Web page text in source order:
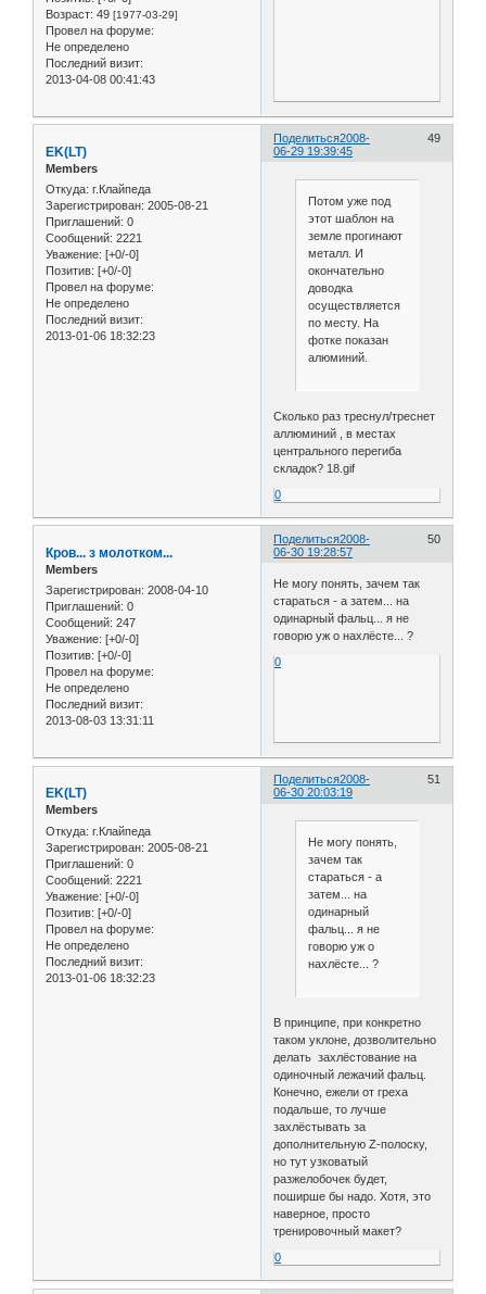
Возраст: 49 [1977-03-29]
Провел на форуме:
Не определено
Последний визит:
2013-04-08 00:41:43
Поделиться 49
2008-
06-29 19:39:45
EK(LT)
Members
Откуда: г.Клайпеда
Зарегистрирован: 2005-08-21
Приглашений: 0
Сообщений: 2221
Уважение: [+0/-0]
Позитив: [+0/-0]
Провел на форуме:
Не определено
Последний визит:
2013-01-06 18:32:23
Потом уже под
этот шаблон на
земле прогинают
металл. И
окончательно
доводка
осуществляется
по месту. На
фотке показан
алюминий.
Сколько раз треснул/треснет
аллюминий , в местах
центрального перегиба
складок? 18.gif
0
Поделиться 50
2008-
06-30 19:28:57
Кров... з молотком...
Members
Зарегистрирован: 2008-04-10
Приглашений: 0
Сообщений: 247
Уважение: [+0/-0]
Позитив: [+0/-0]
Провел на форуме:
Не определено
Последний визит:
2013-08-03 13:31:11
Не могу понять, зачем так
стараться - а затем... на
одинарный фальц... я не
говорю уж о нахлёсте... ?
0
Поделиться 51
2008-
06-30 20:03:19
EK(LT)
Members
Откуда: г.Клайпеда
Зарегистрирован: 2005-08-21
Приглашений: 0
Сообщений: 2221
Уважение: [+0/-0]
Позитив: [+0/-0]
Провел на форуме:
Не определено
Последний визит:
2013-01-06 18:32:23
Не могу понять,
зачем так
стараться - а
затем... на
одинарный
фальц... я не
говорю уж о
нахлёсте... ?
В принципе, при конкретно
таком уклоне, дозволительно
делать захлёстование на
одиночный лежачий фальц.
Конечно, ежели от греха
подальше, то лучше
захлёстывать за
дополнительную Z-полоску,
но тут узковатый
разжелобочек будет,
поширше бы надо. Хотя, это
наверное, просто
тренировочный макет?
0